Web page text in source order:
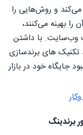
می‌کند و روش‌هایی را
را بهینه می‌کنند،
وب‌سایت. با داشتن
تکنیک های برندسازی
جایگاه خود در بازار
برندینگ